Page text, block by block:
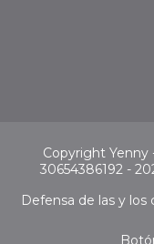
Copyright Yenny
30654386192 -
Defensa de las y